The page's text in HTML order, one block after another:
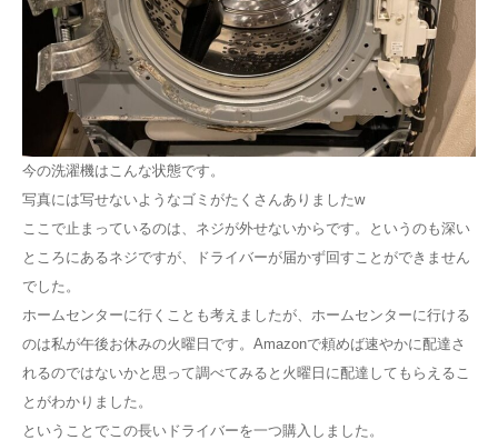
今の洗濯機はこんな状態です。
写真には写せないようなゴミがたくさんありましたw
ここで止まっているのは、ネジが外せないからです。というのも深い
ところにあるネジですが、ドライバーが届かず回すことができません
でした。
ホームセンターに行くことも考えましたが、ホームセンターに行ける
のは私が午後お休みの火曜日です。Amazonで頼めば速やかに配達さ
れるのではないかと思って調べてみると火曜日に配達してもらえるこ
とがわかりました。
ということでこの長いドライバーを一つ購入しました。